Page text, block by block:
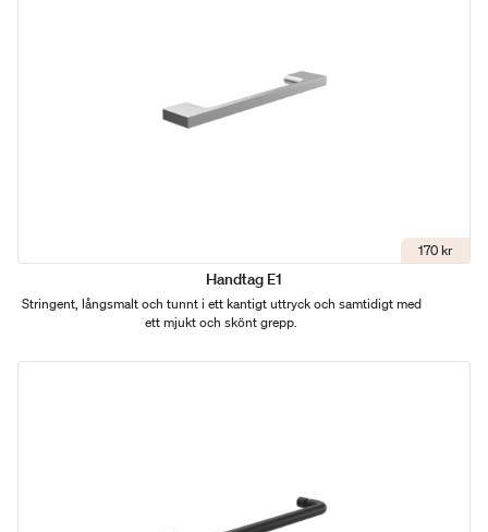
170 kr
Handtag E1
Stringent, långsmalt och tunnt i ett kantigt uttryck och samtidigt med
ett mjukt och skönt grepp.